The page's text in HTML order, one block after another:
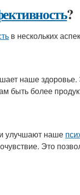
?
в нескольких
наше
быть более
улучшают наше
Это